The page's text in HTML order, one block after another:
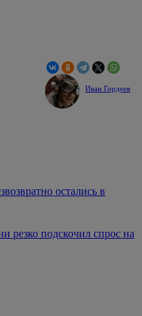
Иван Гордеев
остались в
резко подскочил спрос на